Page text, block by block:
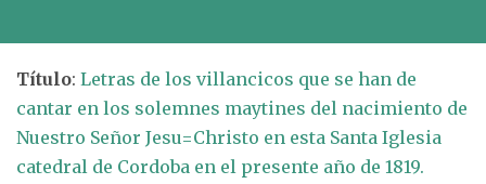
Título: Letras de los villancicos que se han de
cantar en los solemnes maytines del nacimiento de
Nuestro Señor Jesu=Christo en esta Santa Iglesia
catedral de Cordoba en el presente año de 1819.